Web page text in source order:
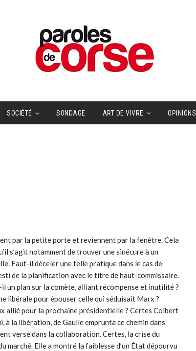
SOCIÉTÉ SONDAGE ART DE VIVRE OPINIONS
par la petite porte et reviennent par la fenêtre. Cela
s’agit notamment de trouver une sinécure à un
Faut-il déceler une telle pratique dans le cas de
de la planification avec le titre de haut-commissaire.
un plan sur la comète, alliant récompense et inutilité ?
libérale pour épouser celle qui séduisait Marx ?
allié pour la prochaine présidentielle ? Certes Colbert
la libération, de Gaulle emprunta ce chemin dans
versé dans la collaboration. Certes, la crise du
marché. Elle a montré la faiblesse d’un État dépourvu